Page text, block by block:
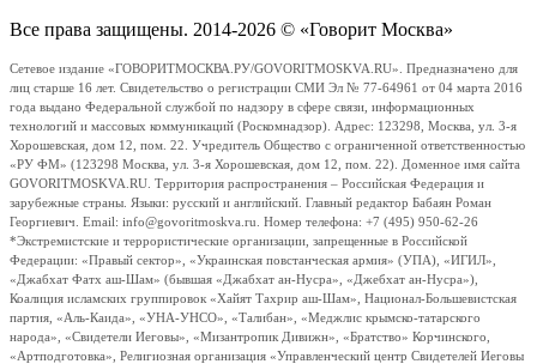
Все права защищены. 2014-2026 © «Говорит Москва»
Сетевое издание «ГОВОРИТМОСКВА.РУ/GOVORITMOSKVA.RU». Предназначено для
лиц старше 16 лет. Свидетельство о регистрации СМИ Эл № 77-64961 от 04 марта 2016
года выдано Федеральной службой по надзору в сфере связи, информационных
технологий и массовых коммуникаций (Роскомнадзор). Адрес: 123298, Москва, ул. 3-я
Хорошевская, дом 12, пом. 22. Учредитель Общество с ограниченной ответственностью
«РУ ФМ» (123298 Москва, ул. 3-я Хорошевская, дом 12, пом. 22). Доменное имя сайта
GOVORITMOSKVA.RU. Территория распространения – Российская Федерация и
зарубежные страны. Языки: русский и английский. Главный редактор Бабаян Роман
Георгиевич. Email: info@govoritmoskva.ru. Номер телефона: +7 (495) 950-62-26
*Экстремистские и террористические организации, запрещенные в Российской
Федерации: «Правый сектор», «Украинская повстанческая армия» (УПА), «ИГИЛ»,
«Джабхат Фатх аш-Шам» (бывшая «Джабхат ан-Нусра», «Джебхат ан-Нусра»),
Коалиция исламских группировок «Хайят Тахрир аш-Шам», Национал-Большевистская
партия, «Аль-Каида», «УНА-УНСО», «Талибан», «Меджлис крымско-татарского
народа», «Свидетели Иеговы», «Мизантропик Дивижн», «Братство» Корчинского,
«Артподготовка», Религиозная организация «Управленческий центр Свидетелей Иеговы